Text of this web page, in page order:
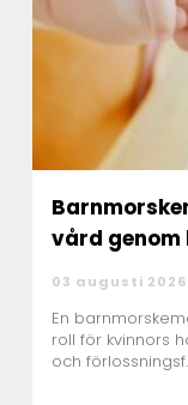
vård genom
03 augusti
En
roll för kvinnors
och